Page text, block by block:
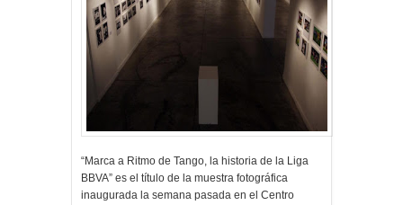
“Marca a Ritmo de Tango, la historia de la Liga
BBVA” es el título de la muestra fotográfica
inaugurada la semana pasada en el Centro